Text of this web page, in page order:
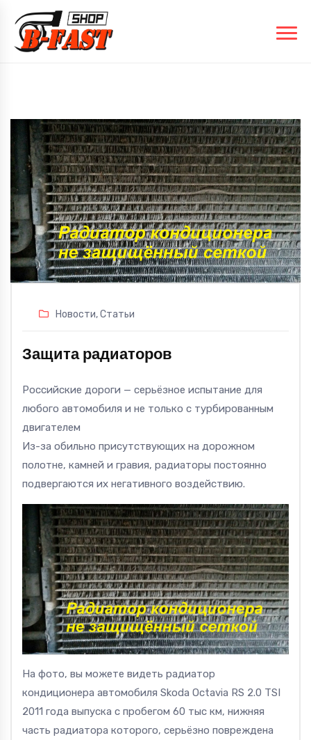
Новости,Статьи
Защита радиаторов
Российские дороги — серьёзное испытание для
любого автомобиля и не только с турбированным
двигателем
Из-за обильно присутствующих на дорожном
полотне, камней и гравия, радиаторы постоянно
подвергаются их негативного воздействию.
На фото, вы можете видеть радиатор
кондиционера автомобиля Skoda Octavia RS 2.0 TSI
2011 года выпуска с пробегом 60 тыс км, нижняя
часть радиатора которого, серьёзно повреждена